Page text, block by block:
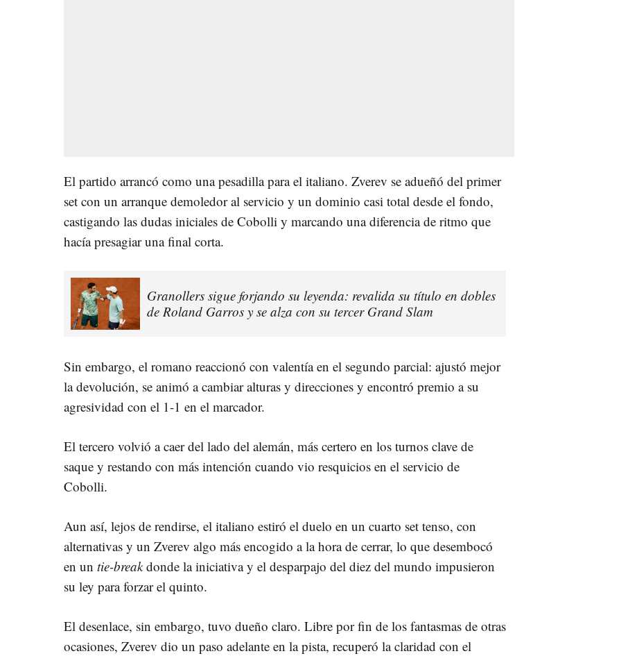
El partido arrancó como una pesadilla para el italiano. Zverev se adueñó del primer
set con un arranque demoledor al servicio y un dominio casi total desde el fondo,
castigando las dudas iniciales de Cobolli y marcando una diferencia de ritmo que
hacía presagiar una final corta.
Granollers sigue forjando su leyenda: revalida su título en dobles
de Roland Garros y se alza con su tercer Grand Slam
Sin embargo, el romano reaccionó con valentía en el segundo parcial: ajustó mejor
la devolución, se animó a cambiar alturas y direcciones y encontró premio a su
agresividad con el 1-1 en el marcador.
El tercero volvió a caer del lado del alemán, más certero en los turnos clave de
saque y restando con más intención cuando vio resquicios en el servicio de
Cobolli.
Aun así, lejos de rendirse, el italiano estiró el duelo en un cuarto set tenso, con
alternativas y un Zverev algo más encogido a la hora de cerrar, lo que desembocó
en un tie-breakdonde la iniciativa y el desparpajo del diez del mundo impusieron
su ley para forzar el quinto.
El desenlace, sin embargo, tuvo dueño claro. Libre por fin de los fantasmas de otras
ocasiones, Zverev dio un paso adelante en la pista, recuperó la claridad con el